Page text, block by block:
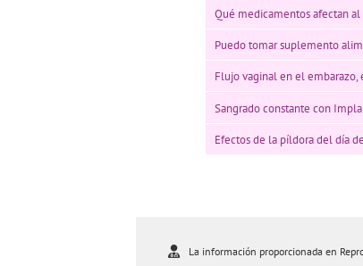
Qué medicamentos afectan
Puedo tomar suplemento
Flujo vaginal en el embarazo,
Sangrado constante con
Efectos de la píldora del día
La información proporcionada en